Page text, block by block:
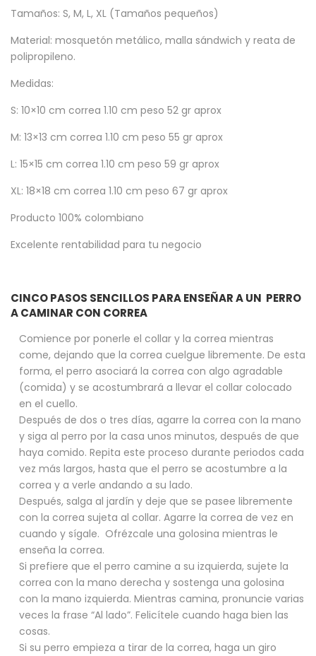
Tamaños: S, M, L, XL (Tamaños pequeños)
Material: mosquetón metálico, malla sándwich y reata de
polipropileno.
Medidas:
S: 10×10 cm correa 1.10 cm peso 52 gr aprox
M: 13×13 cm correa 1.10 cm peso 55 gr aprox
L: 15×15 cm correa 1.10 cm peso 59 gr aprox
XL: 18×18 cm correa 1.10 cm peso 67 gr aprox
Producto 100% colombiano
Excelente rentabilidad para tu negocio
CINCO PASOS SENCILLOS PARA ENSEÑAR A UN PERRO
A CAMINAR CON CORREA
Comience por ponerle el collar y la correa mientras
come, dejando que la correa cuelgue libremente. De esta
forma, el perro asociará la correa con algo agradable
(comida) y se acostumbrará a llevar el collar colocado
en el cuello.
Después de dos o tres días, agarre la correa con la mano
y siga al perro por la casa unos minutos, después de que
haya comido. Repita este proceso durante periodos cada
vez más largos, hasta que el perro se acostumbre a la
correa y a verle andando a su lado.
Después, salga al jardín y deje que se pasee libremente
con la correa sujeta al collar. Agarre la correa de vez en
cuando y sígale. Ofrézcale una golosina mientras le
enseña la correa.
Si prefiere que el perro camine a su izquierda, sujete la
correa con la mano derecha y sostenga una golosina
con la mano izquierda. Mientras camina, pronuncie varias
veces la frase “Al lado”. Felicítele cuando haga bien las
cosas.
Si su perro empieza a tirar de la correa, haga un giro